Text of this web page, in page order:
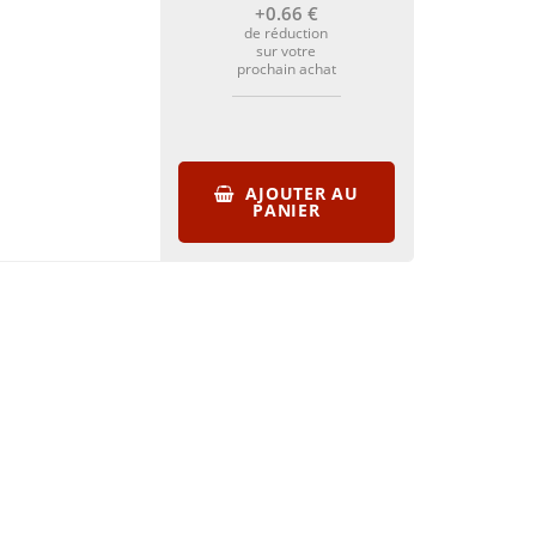
+0.66 €
de réduction
sur votre
prochain achat
AJOUTER AU
PANIER